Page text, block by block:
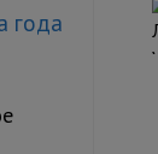
года